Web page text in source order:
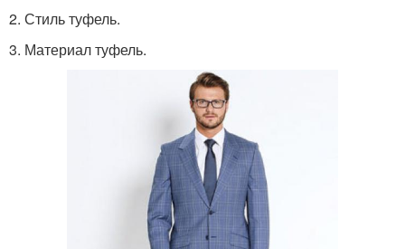
2. Стиль туфель.
3. Материал туфель.